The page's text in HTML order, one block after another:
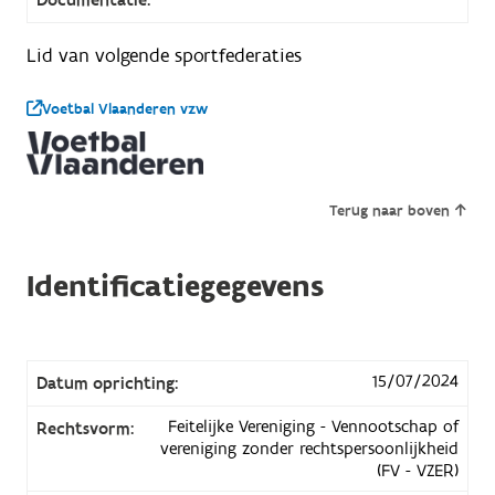
Lid van volgende sportfederaties
Voetbal Vlaanderen vzw
Terug naar boven
Identificatiegegevens
Datum oprichting: 15/07/2024
Rechtsvorm:
Feitelijke Vereniging - Vennootschap of
vereniging zonder rechtspersoonlijkheid
(FV - VZER)